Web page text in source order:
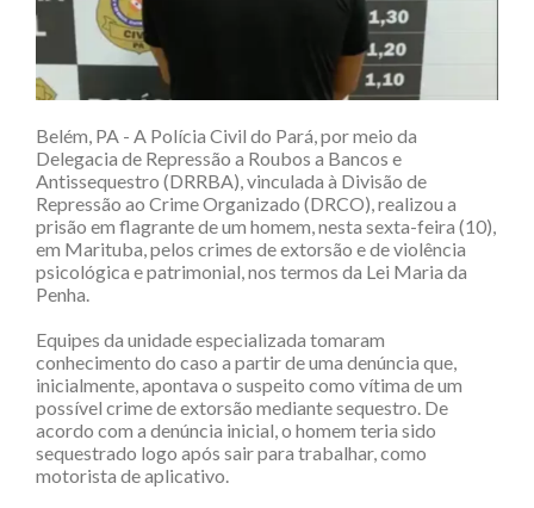
Belém, PA - A Polícia Civil do Pará, por meio da
Delegacia de Repressão a Roubos a Bancos e
Antissequestro (DRRBA), vinculada à Divisão de
Repressão ao Crime Organizado (DRCO), realizou a
prisão em flagrante de um homem, nesta sexta-feira (10),
em Marituba, pelos crimes de extorsão e de violência
psicológica e patrimonial, nos termos da Lei Maria da
Penha.
Equipes da unidade especializada tomaram
conhecimento do caso a partir de uma denúncia que,
inicialmente, apontava o suspeito como vítima de um
possível crime de extorsão mediante sequestro. De
acordo com a denúncia inicial, o homem teria sido
sequestrado logo após sair para trabalhar, como
motorista de aplicativo.